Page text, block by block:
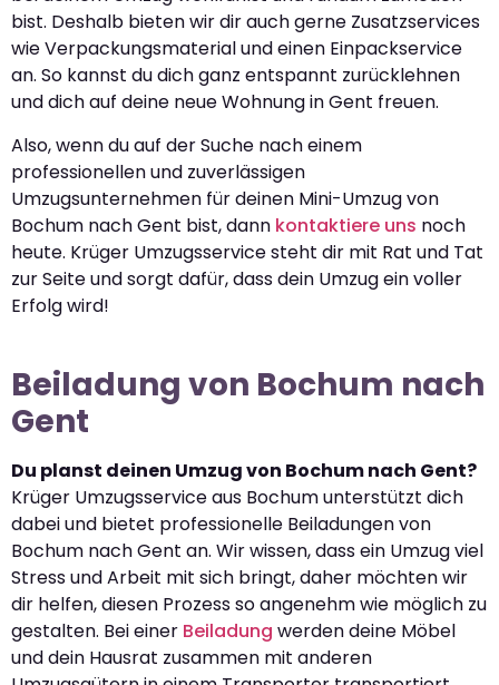
bist. Deshalb bieten wir dir auch gerne Zusatzservices
wie Verpackungsmaterial und einen Einpackservice
an. So kannst du dich ganz entspannt zurücklehnen
und dich auf deine neue Wohnung in Gent freuen.
Also, wenn du auf der Suche nach einem
professionellen und zuverlässigen
Umzugsunternehmen für deinen Mini-Umzug von
Bochum nach Gent bist, dann kontaktiere uns noch
heute. Krüger Umzugsservice steht dir mit Rat und Tat
zur Seite und sorgt dafür, dass dein Umzug ein voller
Erfolg wird!
Beiladung von Bochum nach
Gent
Du planst deinen Umzug von Bochum nach Gent?
Krüger Umzugsservice aus Bochum unterstützt dich
dabei und bietet professionelle Beiladungen von
Bochum nach Gent an. Wir wissen, dass ein Umzug viel
Stress und Arbeit mit sich bringt, daher möchten wir
dir helfen, diesen Prozess so angenehm wie möglich zu
gestalten. Bei einer Beiladung werden deine Möbel
und dein Hausrat zusammen mit anderen